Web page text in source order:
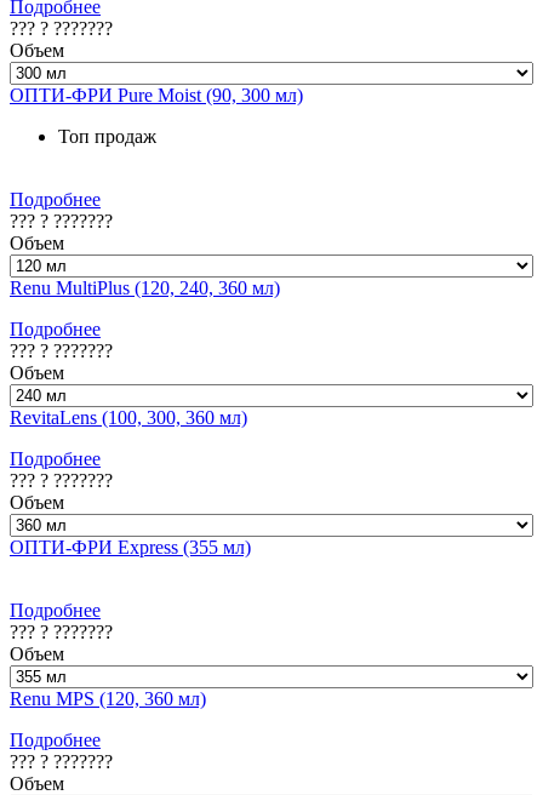
Подробнее
??? ? ???????
Объем
ОПТИ-ФРИ Pure Moist (90, 300 мл)
Топ продаж
Подробнее
??? ? ???????
Объем
Renu MultiPlus (120, 240, 360 мл)
Подробнее
??? ? ???????
Объем
RevitaLens (100, 300, 360 мл)
Подробнее
??? ? ???????
Объем
ОПТИ-ФРИ Express (355 мл)
Подробнее
??? ? ???????
Объем
Renu MPS (120, 360 мл)
Подробнее
??? ? ???????
Объем